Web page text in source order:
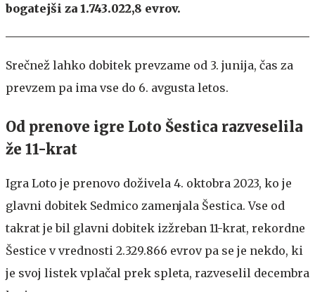
bogatejši za 1.743.022,8 evrov.
Srečnež lahko dobitek prevzame od 3. junija, čas za
prevzem pa ima vse do 6. avgusta letos.
Od prenove igre Loto Šestica razveselila
že 11-krat
Igra Loto je prenovo doživela 4. oktobra 2023, ko je
glavni dobitek Sedmico zamenjala Šestica. Vse od
takrat je bil glavni dobitek izžreban 11-krat, rekordne
Šestice v vrednosti 2.329.866 evrov pa se je nekdo, ki
je svoj listek vplačal prek spleta, razveselil decembra